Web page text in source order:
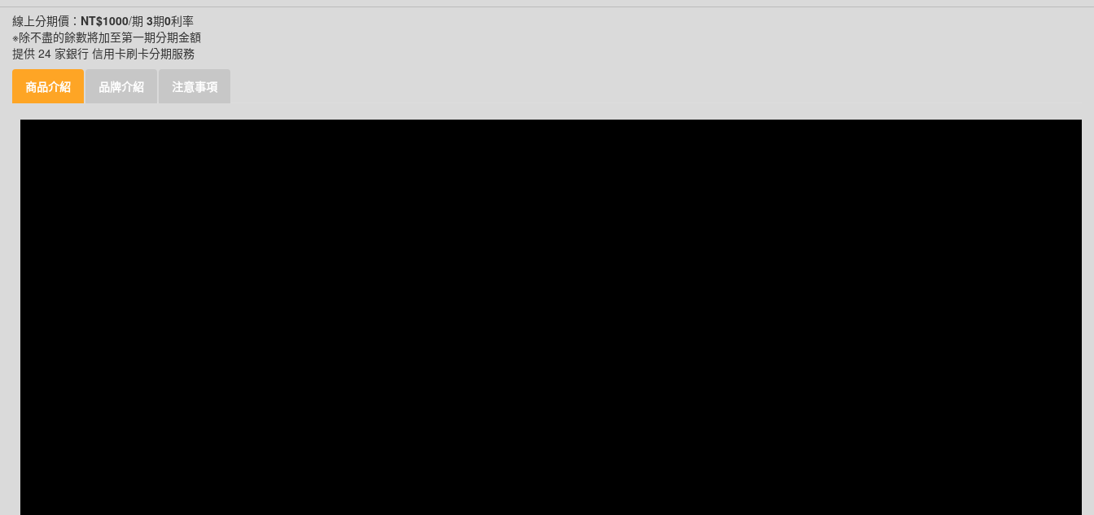
線上分期價： NT$1000/期 3期0利率
※除不盡的餘數將加至第一期分期金額
提供 24 家銀行 信用卡刷卡分期服務
商品介紹 品牌介紹 注意事項